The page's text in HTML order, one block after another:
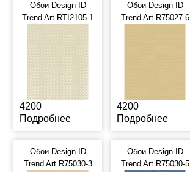
Обои Design ID
Trend Art RTI2105-1
4200
Подробнее
Обои Design ID
Trend Art R75027-6
4200
Подробнее
Обои Design ID
Trend Art R75030-3
Обои Design ID
Trend Art R75030-5